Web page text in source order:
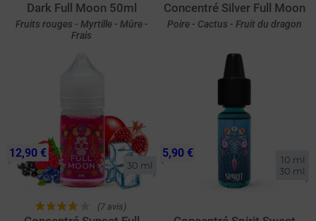
Dark Full Moon 50ml
Fruits rouges - Myrtille - Mûre -
Frais
Concentré Silver Full Moon
Poire - Cactus - Fruit du dragon
30 ml
(7 avis)
12,90 €
10 ml
30 ml
5,90 €